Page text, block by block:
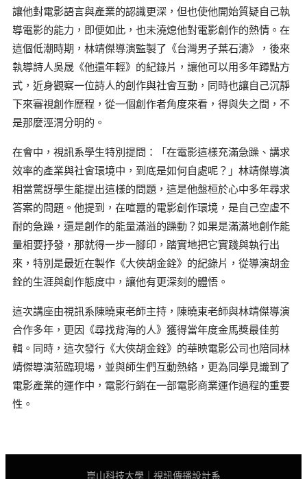
讓他對電影語言與產業的認識更深，但也使他開始質疑自己執
導電影的能力，即便如此，也未澆熄他對電影創作的熱情。在
這個低潮時期，林靖傑導演監製了《台灣男子葉石濤》，後來
執導詩人吳晟《他還年輕》的紀錄片，讓他可以用多年蹲點方
式，近身觀察一位詩人的創作與社會互動，同時也讓自己沉靜
下來審視創作歷程，從一個創作者角度來看，得與失之間，不
是那麼涇渭分明的。
在會中，視訊系學生特別提問：「在電影這樣充滿急躁、講求
效率的產業與社會環境中，到底是如何自處呢？」林靖傑導演
相當驚訝學生能提出這樣的問題，這是他盤桓於心中多年尋求
答案的問題。他提到，在喧囂的電影創作環境，是自己空虛不
耐的急躁，還是創作的能量滿溢的躁動？如果是滿滿地創作能
量相要抒發，那就得一步一腳印，踏實地把它實踐與執行出
來，特別是最近在製作《大俠胡金銓》的紀錄片，從導演胡金
銓的生涯與創作態度中，讓他有更深刻的體悟。
這次講座由視訊系陳曉東老師主持，陳曉東老師與林靖傑導演
合作多年，更因《尋找背海的人》獲得當年度金馬獎最佳剪
輯。同時，這次發行《大俠胡金銓》的華映電影公司也陪同林
靖傑導演蒞臨現場，並與師生們互動熱絡，更為同學見識到了
電影產業的運作中，電影行銷在一部電影商業運作過程的重要
性。
崑山科技大學｜視訊傳播設計系